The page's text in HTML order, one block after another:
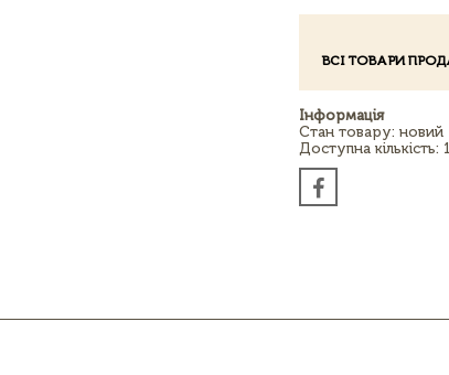
ВСІ ТОВАРИ
Інформація
Стан товару: новий
Доступна кількість: 1